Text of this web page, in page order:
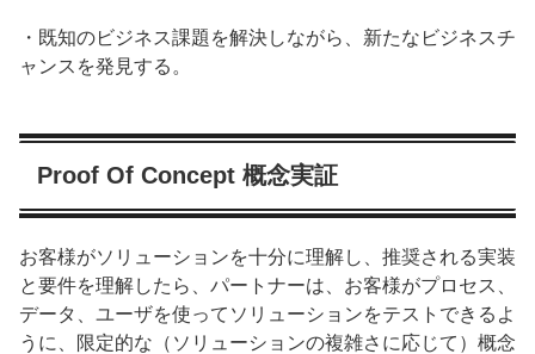
・既知のビジネス課題を解決しながら、新たなビジネスチ
ャンスを発見する。
Proof Of Concept 概念実証
お客様がソリューションを十分に理解し、推奨される実装
と要件を理解したら、パートナーは、お客様がプロセス、
データ、ユーザを使ってソリューションをテストできるよ
うに、限定的な（ソリューションの複雑さに応じて）概念